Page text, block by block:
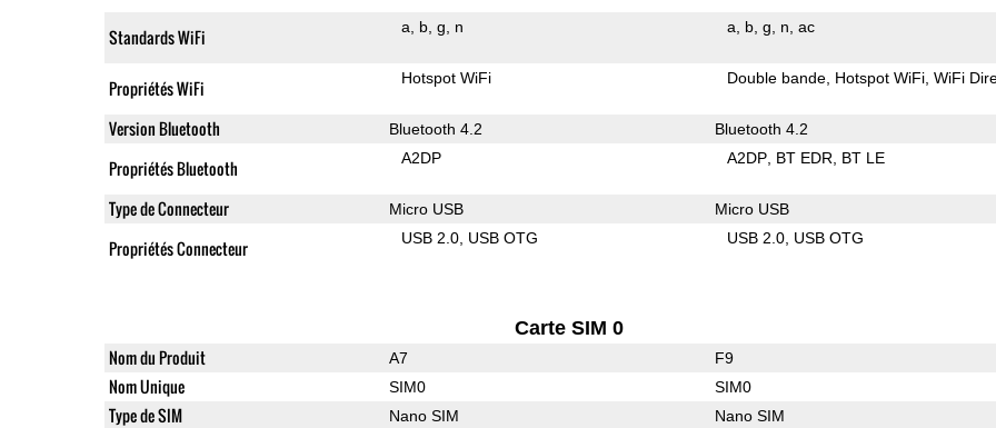
Standards WiFi a b g n a b g n ac
Propriétés WiFi Hotspot WiFi Double bande Hotspot WiFi WiFi
Version Bluetooth Bluetooth 4.2 Bluetooth 4.2
Propriétés Bluetooth A2DP A2DP BT EDR BT LE
Type de Connecteur Micro USB Micro USB
Propriétés Connecteur USB 2.0 USB OTG USB 2.0 USB OTG
Carte SIM 0
Nom du Produit A7 F9
Nom Unique SIM0 SIM0
Type de SIM Nano SIM Nano SIM